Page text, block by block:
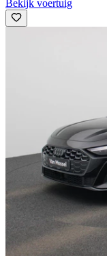
Bekijk voertuig